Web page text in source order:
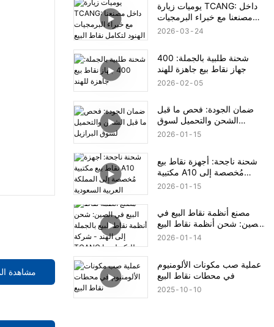
مشاهدة
يوميات زيارة TCANG: داخل
مصنعنا مع خبراء البرمجيات
الهنود لتكامل نقاط البيع
2026 03 24
شحنة طلبية بالجملة: 400
جهاز نقاط بيع جاهزة للهند
2026 02 05
ضمان الجودة: فحص ما قبل
الشحن والتحميل لسوق
البرازيل
2026 01 15
شحنة ناجحة: أجهزة نقاط بيع
مكتبية A10 مُخصصة إلى
المملكة العربية السعودية
2026 01 15
مصنع أنظمة نقاط البيع في
الصين: شحن أنظمة نقاط البيع
بالجملة إلى الهند - شركة
2026 01 14
عملية صب مكونات الألومنيوم
في محطات نقاط البيع
2025 10 10